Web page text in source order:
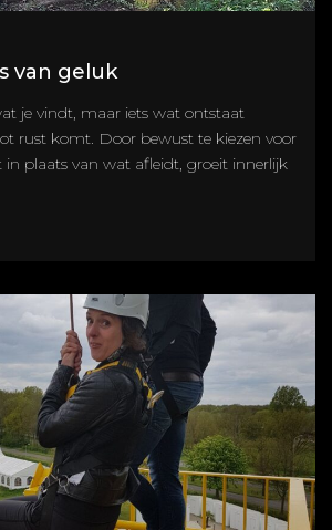
van geluk
je vindt, maar iets wat ontstaat
rust komt. Door bewust te kiezen voor
plaats van wat afleidt, groeit innerlijk